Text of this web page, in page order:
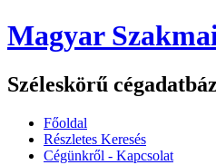
Magyar
Széleskörű
Főoldal
Részletes Keresés
Cégünkről - Kapcsolat